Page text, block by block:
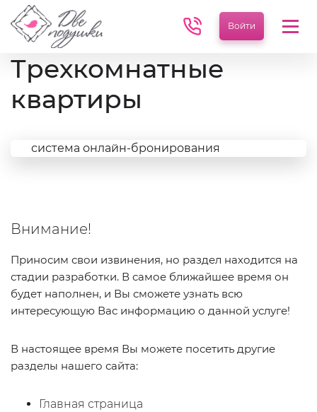
Войти Меню
Трехкомнатные
квартиры
система онлайн-бронирования
Внимание!
Приносим свои извинения, но раздел находится на
стадии разработки. В самое ближайшее время он
будет наполнен, и Вы сможете узнать всю
интересующую Вас информацию о данной услуге!
В настоящее время Вы можете посетить другие
разделы нашего сайта:
Главная страница